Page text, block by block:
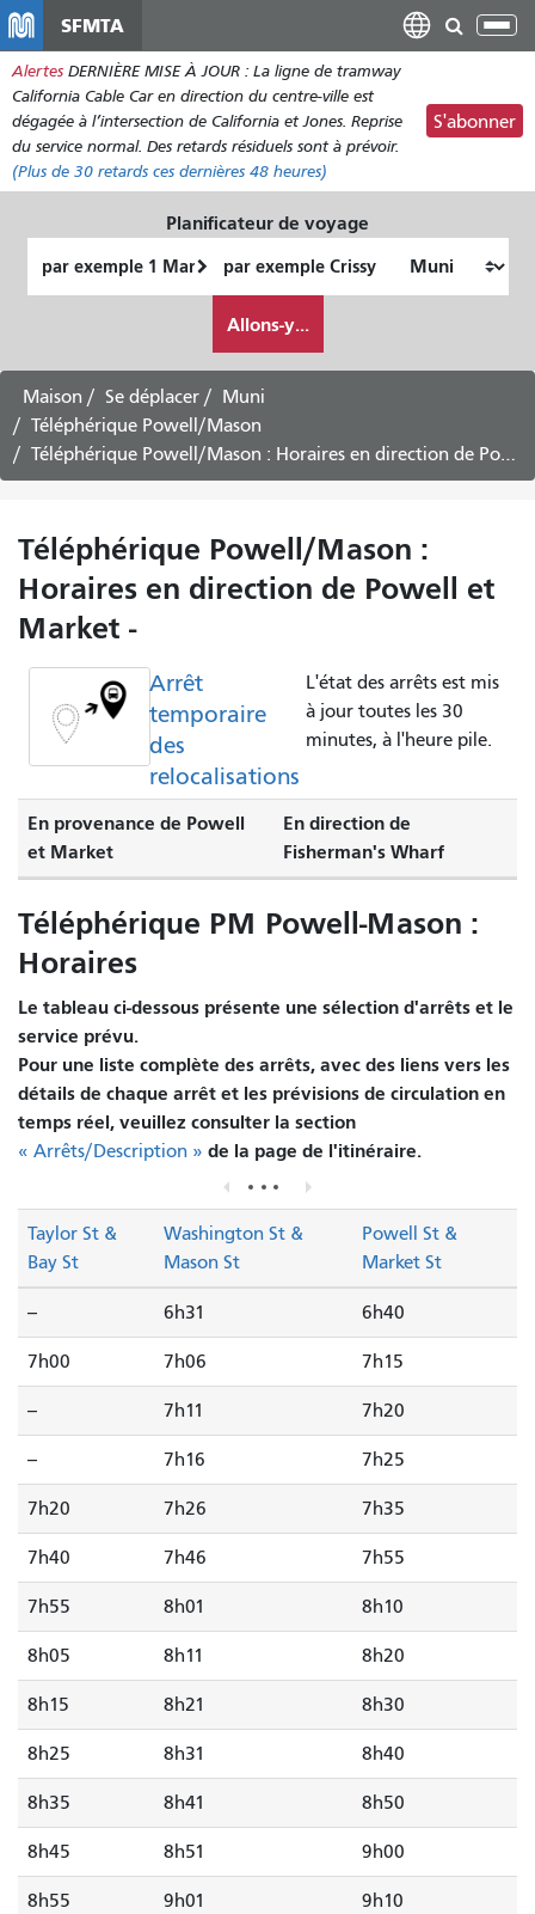
contenu
principal
SFMTA
Alertes DERNIÈRE MISE À JOUR : La ligne de tramway
California Cable Car en direction du centre-ville est
dégagée à l’intersection de California et Jones. Reprise
du service normal. Des retards résiduels sont à prévoir.
(Plus de 30 retards ces dernières 48 heures)
S'abonner
Planificateur de voyage
de
final
je
veux
Allons-y...
Maison Se déplacer
Muni
Téléphérique Powell/Mason
Téléphérique Powell/Mason : Horaires en direction de Powell et Market -
Téléphérique Powell/Mason :
Horaires en direction de Powell et
Market -
Arrêt
temporaire
des
relocalisations
L'état des arrêts est mis
à jour toutes les 30
minutes, à l'heure pile.
En provenance de Powell
et Market
En direction de
Fisherman's Wharf
Téléphérique PM Powell-Mason :
Horaires
Le tableau ci-dessous présente une sélection d'arrêts et le
service prévu.
Pour une liste complète des arrêts, avec des liens vers les
détails de chaque arrêt et les prévisions de circulation en
temps réel, veuillez consulter la section
« Arrêts/Description » de la page de l'itinéraire.
Taylor St &
Bay St
Washington St &
Mason St
Powell St &
Market St
-- 6h31 6h40
7h00 7h06 7h15
-- 7h11 7h20
-- 7h16 7h25
7h20 7h26 7h35
7h40 7h46 7h55
7h55 8h01 8h10
8h05 8h11 8h20
8h15 8h21 8h30
8h25 8h31 8h40
8h35 8h41 8h50
8h45 8h51 9h00
8h55 9h01 9h10